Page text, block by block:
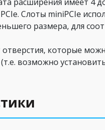
Слоты miniPCIe
размера, для
которые
возможно